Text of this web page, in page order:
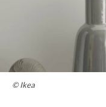
© Ikea